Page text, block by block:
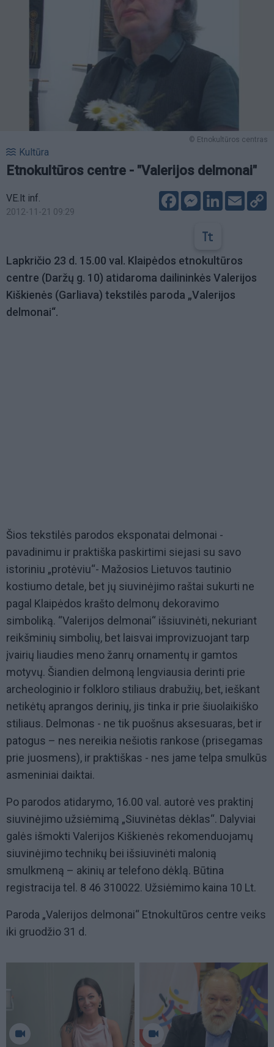
© Etnokultūros centras
Kultūra
Etnokultūros centre - "Valerijos delmonai"
VE.lt inf.
2012-11-21 09:29
FacebookMessenger
LinkedIn
Email
Lapkričio 23 d. 15.00 val. Klaipėdos etnokultūros
centre (Daržų g. 10) atidaroma dailininkės Valerijos
Kiškienės (Garliava) tekstilės paroda „Valerijos
delmonai“.
Šios tekstilės parodos eksponatai delmonai -
pavadinimu ir praktiška paskirtimi siejasi su savo
istoriniu „protėviu“- Mažosios Lietuvos tautinio
kostiumo detale, bet jų siuvinėjimo raštai sukurti ne
pagal Klaipėdos krašto delmonų dekoravimo
simboliką. “Valerijos delmonai“ išsiuvinėti, nekuriant
reikšminių simbolių, bet laisvai improvizuojant tarp
įvairių liaudies meno žanrų ornamentų ir gamtos
motyvų. Šiandien delmoną lengviausia derinti prie
archeologinio ir folkloro stiliaus drabužių, bet, ieškant
netikėtų aprangos derinių, jis tinka ir prie šiuolaikiško
stiliaus. Delmonas - ne tik puošnus aksesuaras, bet ir
patogus – nes nereikia nešiotis rankose (prisegamas
prie juosmens), ir praktiškas - nes jame telpa smulkūs
asmeniniai daiktai.
Po parodos atidarymo, 16.00 val. autorė ves praktinį
siuvinėjimo užsiėmimą „Siuvinėtas dėklas“. Dalyviai
galės išmokti Valerijos Kiškienės rekomenduojamų
siuvinėjimo technikų bei išsiuvinėti malonią
smulkmeną – akinių ar telefono dėklą. Būtina
registracija tel. 8 46 310022. Užsiėmimo kaina 10 Lt.
Paroda „Valerijos delmonai“ Etnokultūros centre veiks
iki gruodžio 31 d.